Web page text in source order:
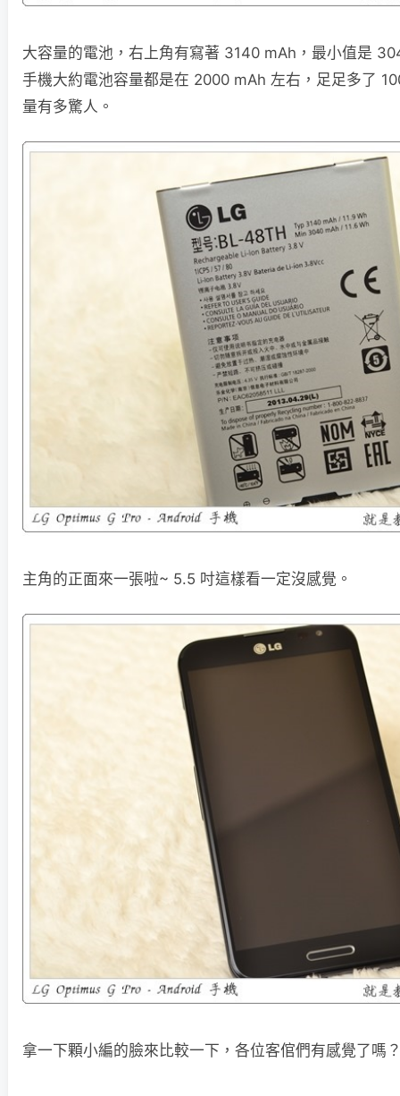
大容量的電池，右上角有寫著 3140 mAh，最小值是
手機大約電池容量都是在 2000 mAh 左右，足足多了
量有多驚人。
主角的正面來一張啦~ 5.5 吋這樣看一定沒感覺。
拿一下顆小編的臉來比較一下，各位客倌們有感覺了嗎